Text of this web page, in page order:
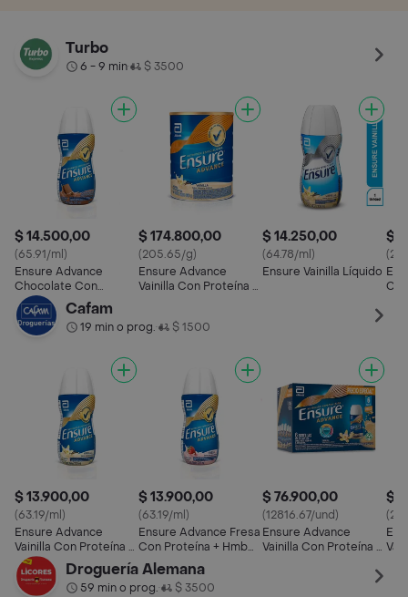
Turbo
6 - 9 min• $ 3500
$ 14.500,00
(65.91/ml)
Ensure Advance
Chocolate Con
Proteína + Hmb
Líquido
$ 174.800,00
(205.65/g)
Ensure Advance
Vainilla Con Proteína +
$ 14.250,00
(64.78/ml)
Ensure Vainilla Líquido
$
Cafam
19 min o prog.• $ 1500
$ 13.900,00
(63.19/ml)
Ensure Advance
Vainilla Con Proteína +
Hmb Líquido
$ 13.900,00
(63.19/ml)
Ensure Advance Fresa
Con Proteína + Hmb
Líquido
$ 76.900,00
(12816.67/und)
Ensure Advance
Vainilla Con Proteína +
$
Droguería Alemana
59 min o prog.• $ 3500